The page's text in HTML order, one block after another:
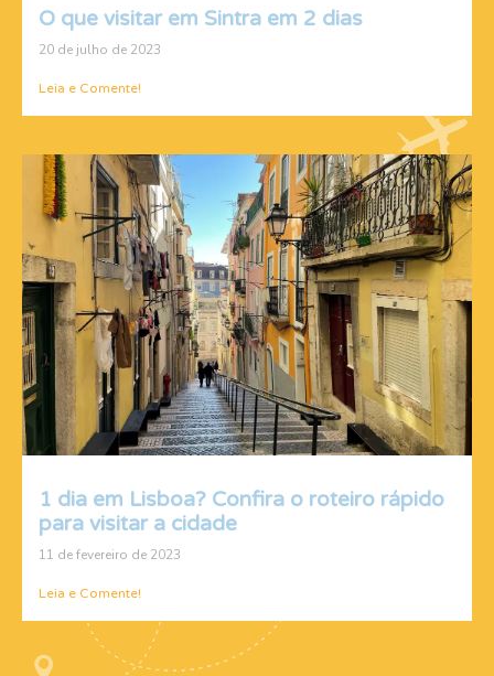
O que visitar em Sintra em 2 dias
20 de julho de 2023
Leia e Comente!
1 dia em Lisboa? Confira o roteiro rápido
para visitar a cidade
11 de fevereiro de 2023
Leia e Comente!